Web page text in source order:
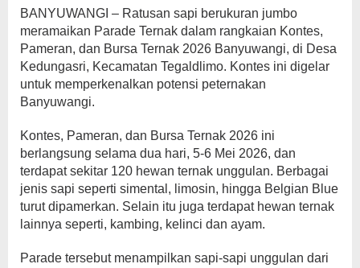
BANYUWANGI – Ratusan sapi berukuran jumbo
meramaikan Parade Ternak dalam rangkaian Kontes,
Pameran, dan Bursa Ternak 2026 Banyuwangi, di Desa
Kedungasri, Kecamatan Tegaldlimo. Kontes ini digelar
untuk memperkenalkan potensi peternakan
Banyuwangi.
Kontes, Pameran, dan Bursa Ternak 2026 ini
berlangsung selama dua hari, 5-6 Mei 2026, dan
terdapat sekitar 120 hewan ternak unggulan. Berbagai
jenis sapi seperti simental, limosin, hingga Belgian Blue
turut dipamerkan. Selain itu juga terdapat hewan ternak
lainnya seperti, kambing, kelinci dan ayam.
Parade tersebut menampilkan sapi-sapi unggulan dari